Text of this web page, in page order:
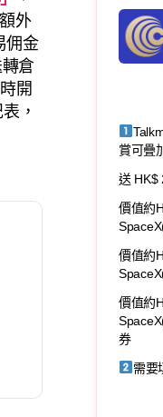
外
佣金
倉
開
，
賞可疊
送 HK$
價值約
價值約
價值約
券
需要